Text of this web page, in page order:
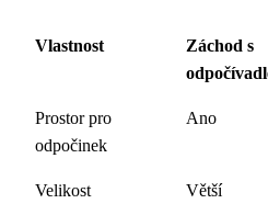
Vlastnost
Záchod s
Prostor pro
odpočinek
Ano
Velikost Větší